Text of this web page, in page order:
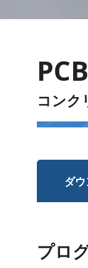
コンク
ダ
プロ